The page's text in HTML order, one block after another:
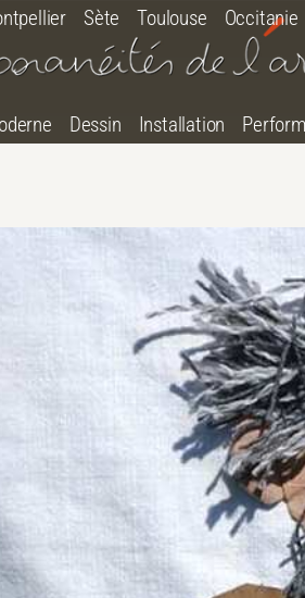
Sète Toulouse Occitanie
Dessin Installation